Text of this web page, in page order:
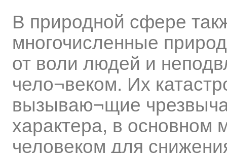
В природной сфере
многочисленные
от воли людей и
чело¬веком. Их
вызываю¬щие
характера, в основном
человеком для